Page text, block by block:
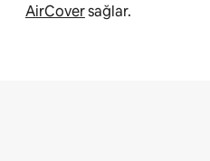
AirCoversağlar.